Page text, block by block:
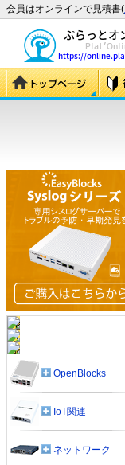
会員はオンラインで見積書(
OpenBlocks
IoT関連
ネットワーク